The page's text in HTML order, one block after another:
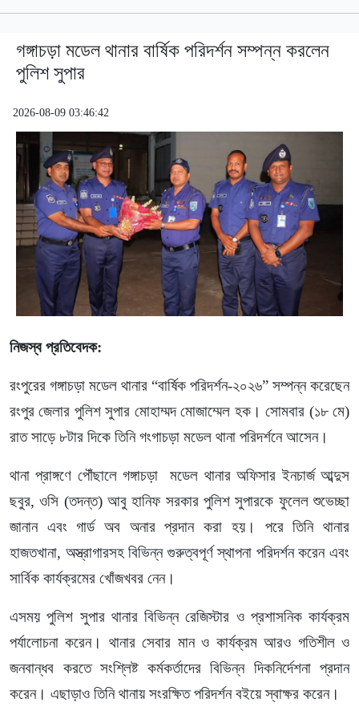
গঙ্গাচড়া মডেল থানার বার্ষিক পরিদর্শন সম্পন্ন করলেন
পুলিশ সুপার
2026-08-09 03:46:42
নিজস্ব প্রতিবেদক:
রংপুরের গঙ্গাচড়া মডেল থানার “বার্ষিক পরিদর্শন-২০২৬” সম্পন্ন করেছেন
রংপুর জেলার পুলিশ সুপার মোহাম্মদ মোজাম্মেল হক। সোমবার (১৮ মে)
রাত সাড়ে ৮টার দিকে তিনি গংগাচড়া মডেল থানা পরিদর্শনে আসেন।
থানা প্রাঙ্গণে পৌঁছালে গঙ্গাচড়া মডেল থানার অফিসার ইনচার্জ আব্দুস
ছবুর, ওসি (তদন্ত) আবু হানিফ সরকার পুলিশ সুপারকে ফুলেল শুভেচ্ছা
জানান এবং গার্ড অব অনার প্রদান করা হয়। পরে তিনি থানার
হাজতখানা, অস্ত্রাগারসহ বিভিন্ন গুরুত্বপূর্ণ স্থাপনা পরিদর্শন করেন এবং
সার্বিক কার্যক্রমের খোঁজখবর নেন।
এসময় পুলিশ সুপার থানার বিভিন্ন রেজিস্টার ও প্রশাসনিক কার্যক্রম
পর্যালোচনা করেন। থানার সেবার মান ও কার্যক্রম আরও গতিশীল ও
জনবান্ধব করতে সংশ্লিষ্ট কর্মকর্তাদের বিভিন্ন দিকনির্দেশনা প্রদান
করেন। এছাড়াও তিনি থানায় সংরক্ষিত পরিদর্শন বইয়ে স্বাক্ষর করেন।